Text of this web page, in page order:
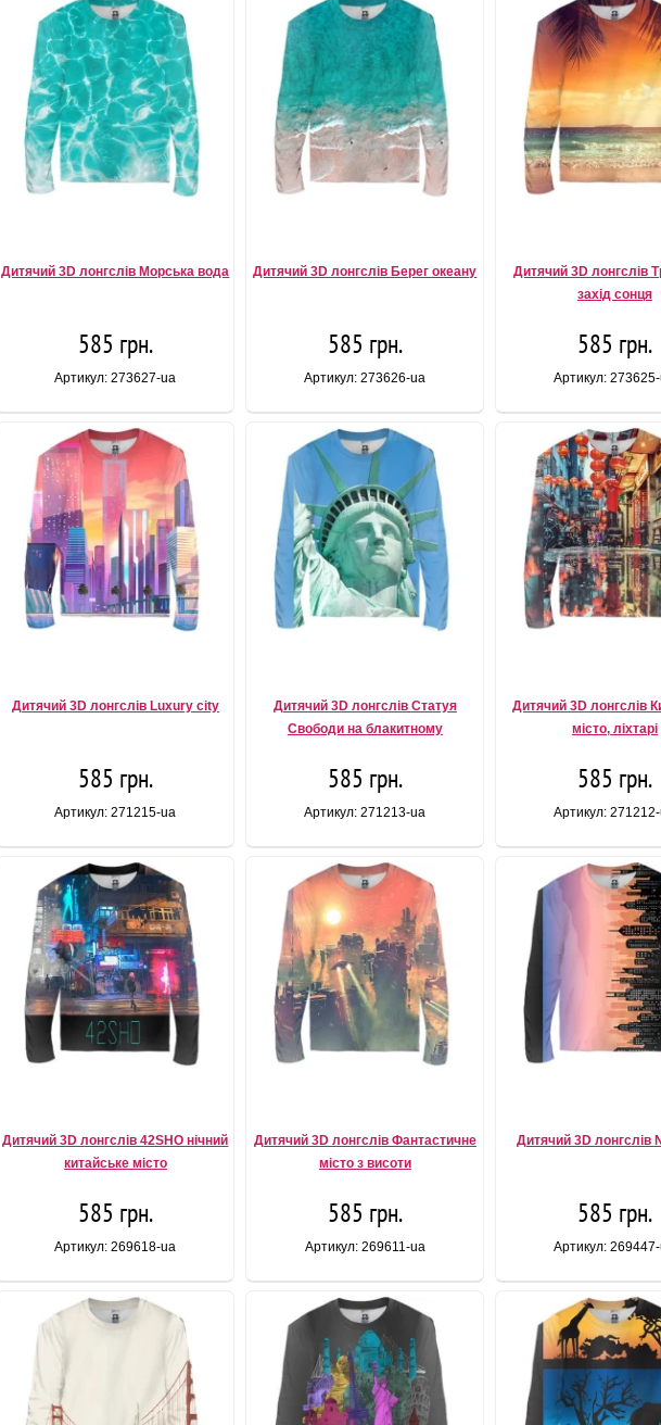
Дитячий 3D лонгслів Морська вода
585 грн.
Артикул: 273627-ua
Дитячий 3D лонгслів Берег океану
585 грн.
Артикул: 273626-ua
Дитячий 3D лонгслів
захід сонця
585 грн.
Артикул:
Дитячий 3D лонгслів Luxury city
585 грн.
Артикул: 271215-ua
Дитячий 3D лонгслів Статуя
Свободи на блакитному
585 грн.
Артикул: 271213-ua
Дитячий 3D лонгслів
місто, ліхтарі
585 грн.
Артикул:
Дитячий 3D лонгслів 42SHO нічний
китайське місто
585 грн.
Артикул: 269618-ua
Дитячий 3D лонгслів Фантастичне
місто з висоти
585 грн.
Артикул: 269611-ua
Дитячий 3D лонгслів
585 грн.
Артикул: